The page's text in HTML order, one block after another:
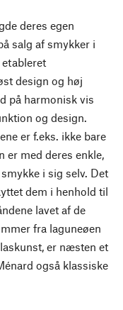
deres egen
salg af smykker i
design og høj
på harmonisk vis
og design.
er f.eks. ikke bare
med deres enkle,
i sig selv. Det
dem i henhold til
lavet af de
fra laguneøen
er næsten et
også klassiske